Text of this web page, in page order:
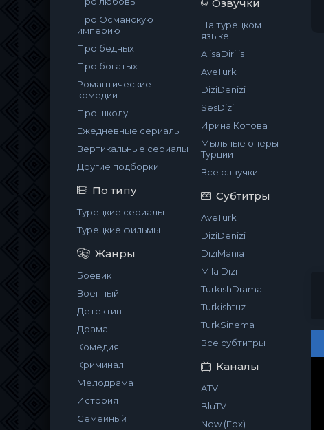
Про Османскую
империю
Про бедных
Про богатых
Романтические
комедии
Про школу
Ежедневные сериалы
Вертикальные сериалы
Другие подборки
По типу
Турецкие сериалы
Турецкие фильмы
Жанры
Боевик
Военный
Детектив
Драма
Комедия
Криминал
Мелодрама
История
Семейный
Озвучки
На турецком
языке
AlisaDirilis
AveTurk
DiziDenizi
SesDizi
Ирина Котова
Мыльные оперы
Турции
Все озвучки
Субтитры
AveTurk
DiziDenizi
DiziMania
Mila Dizi
TurkishDrama
Turkishtuz
TurkSinema
Все субтитры
Каналы
ATV
BluTV
Now (Fox)